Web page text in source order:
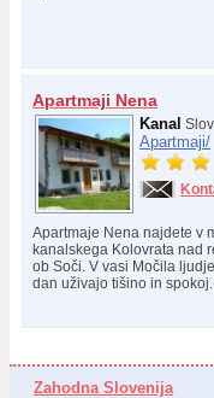
Apartmaji Nena
Kanal
Apartmaji/
Apartmaje Nena najdete v
kanalskega Kolovrata nad
ob Soči. V vasi Močila
dan uživajo tišino in
Zahodna Slovenija